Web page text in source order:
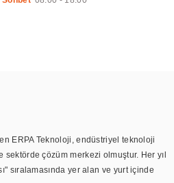
ERPA Teknoloji, endüstriyel teknoloji
sektörde çözüm merkezi olmuştur. Her yıl
sıralamasında yer alan ve yurt içinde